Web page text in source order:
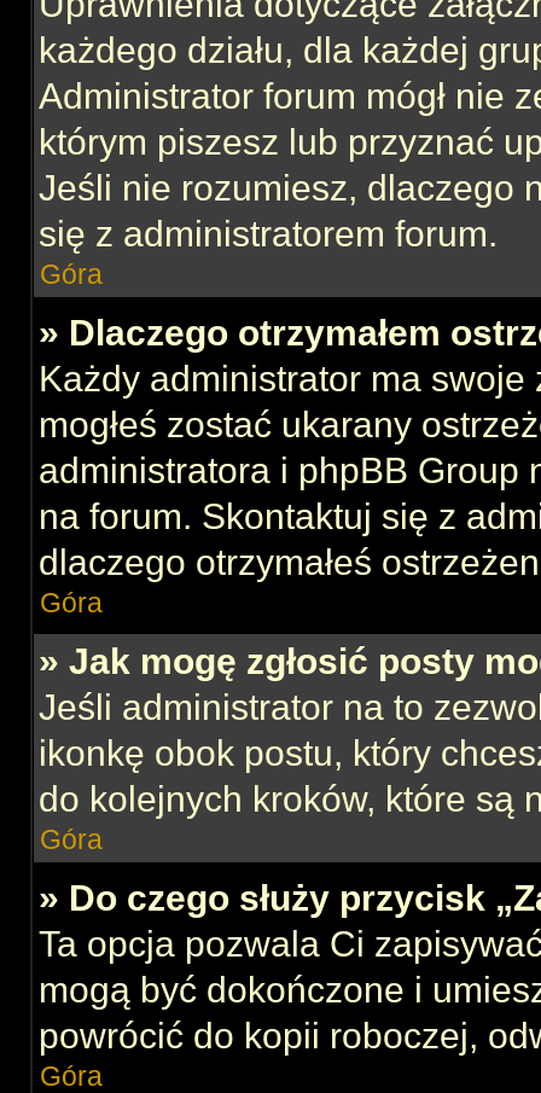
każdego działu, dla każdej
Administrator forum mógł nie
którym piszesz lub przyznać
Jeśli nie rozumiesz, dlaczego
się z administratorem forum.
Góra
» Dlaczego otrzymałem
Każdy administrator ma swoje
mogłeś zostać ukarany
administratora i phpBB Group
na forum. Skontaktuj się z
dlaczego otrzymałeś
Góra
» Jak mogę zgłosić posty
Jeśli administrator na to
ikonkę obok postu, który
do kolejnych kroków, które są
Góra
» Do czego służy przycisk
Ta opcja pozwala Ci
mogą być dokończone i
powrócić do kopii roboczej,
Góra